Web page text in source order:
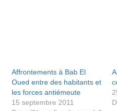
Affrontements à Bab El
Oued entre des habitants et
les forces antiémeute
15 septembre 2011